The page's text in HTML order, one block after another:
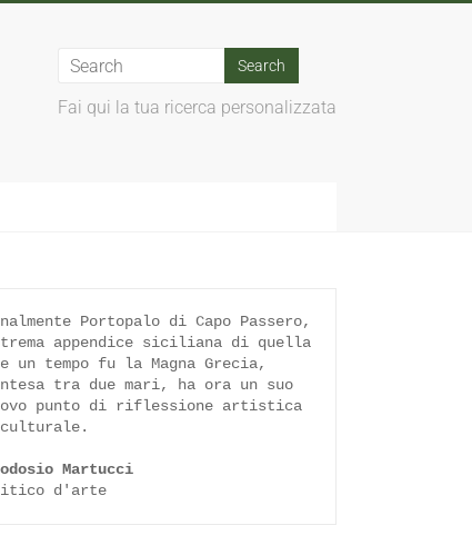
Fai qui la tua ricerca personalizzata
Portopalo di Capo Passero,
appendice siciliana di quella
un tempo fu la Magna Grecia,
tra due mari, ha ora un suo
punto di riflessione artistica
Martucci
d'arte